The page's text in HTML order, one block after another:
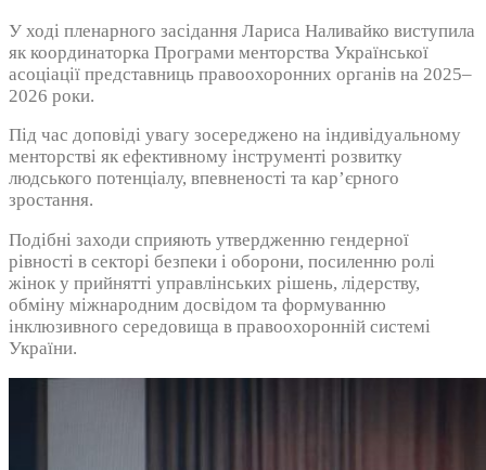
У ході пленарного засідання Лариса Наливайко виступила
як координаторка Програми менторства Української
асоціації представниць правоохоронних органів на 2025–
2026 роки.
Під час доповіді увагу зосереджено на індивідуальному
менторстві як ефективному інструменті розвитку
людського потенціалу, впевненості та кар’єрного
зростання.
Подібні заходи сприяють утвердженню гендерної
рівності в секторі безпеки і оборони, посиленню ролі
жінок у прийнятті управлінських рішень, лідерству,
обміну міжнародним досвідом та формуванню
інклюзивного середовища в правоохоронній системі
України.